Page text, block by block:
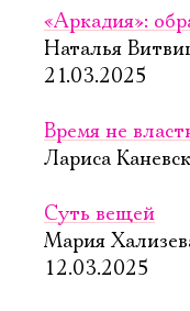
«Аркадия»:
Наталья
21.03.2025
Время не
Лариса
Суть вещей
Мария
12.03.2025